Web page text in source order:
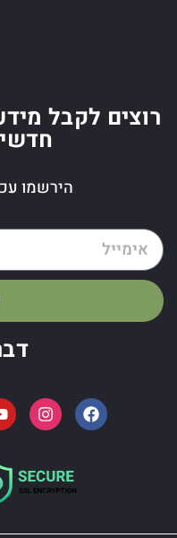
רוצים לקבל
הירשמו